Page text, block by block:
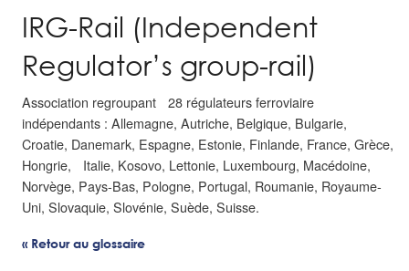
IRG-Rail (Independent
Regulator’s group-rail)
Association regroupant 28 régulateurs ferroviaire
indépendants : Allemagne, Autriche, Belgique, Bulgarie,
Croatie, Danemark, Espagne, Estonie, Finlande, France, Grèce,
Hongrie, Italie, Kosovo, Lettonie, Luxembourg, Macédoine,
Norvège, Pays-Bas, Pologne, Portugal, Roumanie, Royaume-
Uni, Slovaquie, Slovénie, Suède, Suisse.
« Retour au glossaire